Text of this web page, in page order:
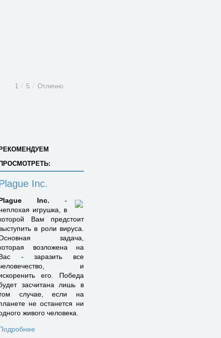
1 ⁄ 5 ⁄ Отлично
Inc.
Inc. -
игрушка, в
Вам предстоит
в роли вируса.
задача,
возложена на
- заразить все
и
его. Победа
засчитана лишь в
случае, если на
не останется ни
живого человека.